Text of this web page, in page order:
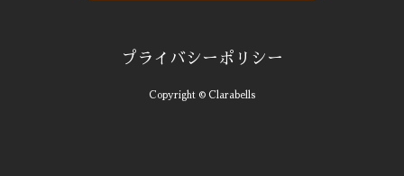
プライバシーポリシー
Copyright © Clarabells